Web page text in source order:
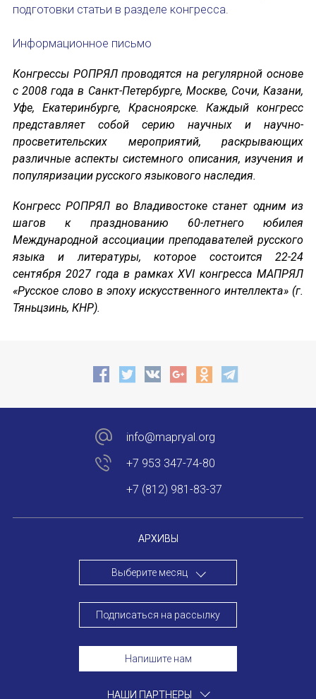
подготовки статьи в разделе конгресса.
Информационное письмо
Конгрессы РОПРЯЛ проводятся на регулярной основе
с 2008 года в Санкт-Петербурге, Москве, Сочи, Казани,
Уфе, Екатеринбурге, Красноярске. Каждый конгресс
представляет собой серию научных и научно-
просветительских мероприятий, раскрывающих
различные аспекты системного описания, изучения и
популяризации русского языкового наследия.
Конгресс РОПРЯЛ во Владивостоке станет одним из
шагов к празднованию 60-летнего юбилея
Международной ассоциации преподавателей русского
языка и литературы, которое состоится 22-24
сентября 2027 года в рамках XVI конгресса МАПРЯЛ
«Русское слово в эпоху искусственного интеллекта» (г.
Тяньцзинь, КНР).
АРХИВЫ
Выберите месяц
Подписаться на рассылку
Напишите нам
info@mapryal.org
+7 953 347-74-80
+7 (812) 981-83-37
НАШИ ПАРТНЕРЫ